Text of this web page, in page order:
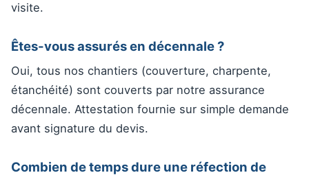
visite.
Êtes-vous assurés en décennale ?
Oui, tous nos chantiers (couverture, charpente,
étanchéité) sont couverts par notre assurance
décennale. Attestation fournie sur simple demande
avant signature du devis.
Combien de temps dure une réfection de